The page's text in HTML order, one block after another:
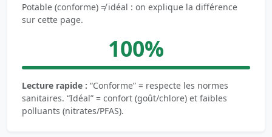
Potable (conforme) ≠ idéal : on explique la différence
sur cette page.
100%
Lecture rapide : “Conforme” = respecte les normes
sanitaires. “Idéal” = confort (goût/chlore) et faibles
polluants (nitrates/PFAS).